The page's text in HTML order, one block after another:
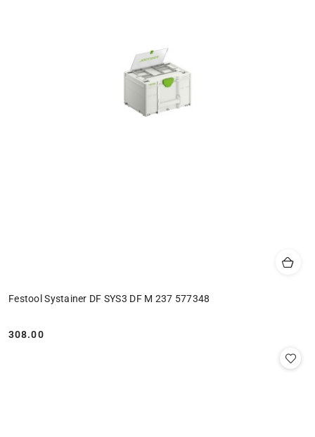
Festool Systainer DF SYS3 DF M 237 577348
Cena:
308.00